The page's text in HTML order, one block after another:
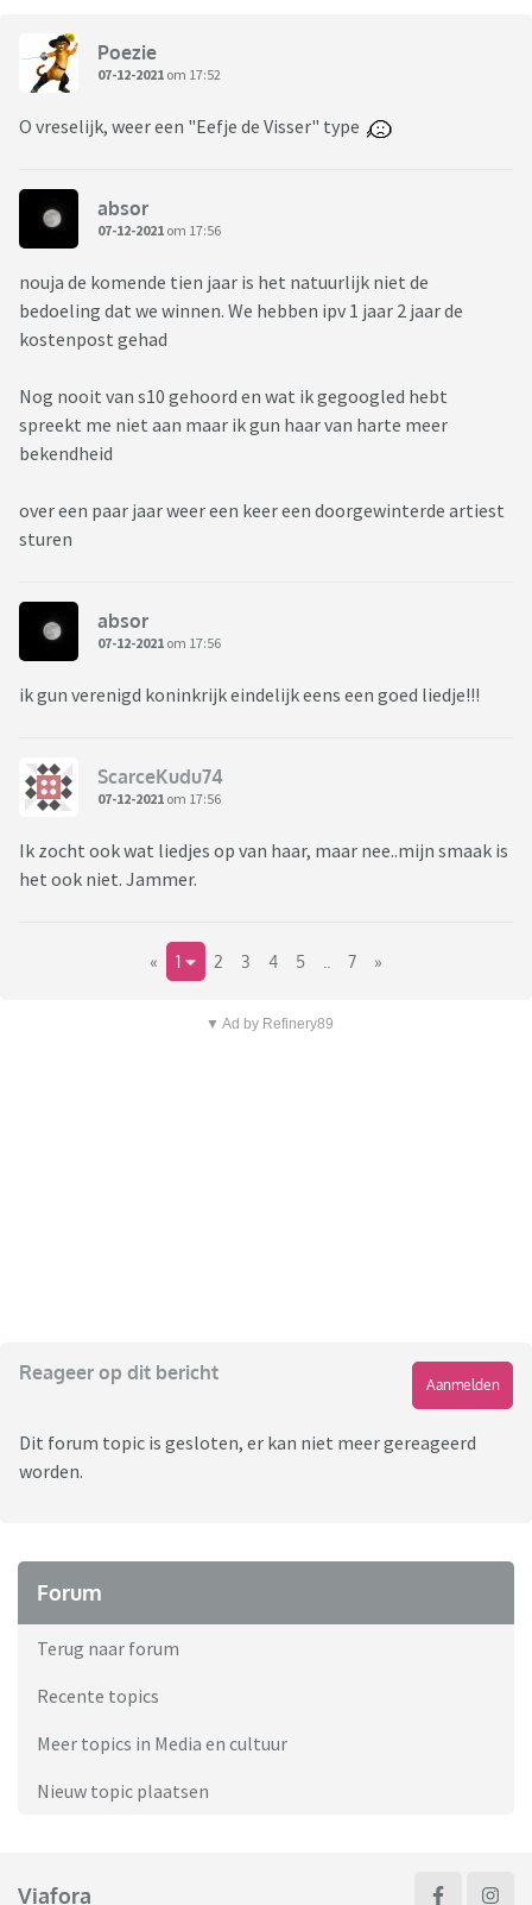
Poezie
07-12-2021 om 17:52
O vreselijk, weer een "Eefje de Visser" type
absor
07-12-2021 om 17:56
nouja de komende tien jaar is het natuurlijk niet de
bedoeling dat we winnen. We hebben ipv 1 jaar 2 jaar de
kostenpost gehad
Nog nooit van s10 gehoord en wat ik gegoogled hebt
spreekt me niet aan maar ik gun haar van harte meer
bekendheid
over een paar jaar weer een keer een doorgewinterde artiest
sturen
absor
07-12-2021 om 17:56
ik gun verenigd koninkrijk eindelijk eens een goed liedje!!!
ScarceKudu74
07-12-2021 om 17:56
Ik zocht ook wat liedjes op van haar, maar nee..mijn smaak is
het ook niet. Jammer.
« 1 2 3 4 5 7 »
▼ Ad by Refinery89
Reageer op dit bericht
Aanmelden
Dit forum topic is gesloten, er kan niet meer gereageerd
worden.
Forum
Terug naar forum
Recente topics
Meer topics in Media en cultuur
Nieuw topic plaatsen
Viafora